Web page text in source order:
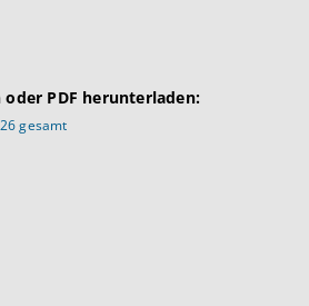
PDF herunterladen:
gesamt